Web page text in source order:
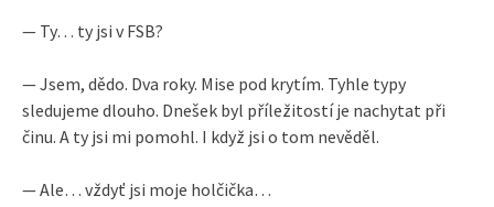
— Ty… ty jsi v FSB?
— Jsem, dědo. Dva roky. Mise pod krytím. Tyhle typy
sledujeme dlouho. Dnešek byl příležitostí je nachytat při
činu. A ty jsi mi pomohl. I když jsi o tom nevěděl.
— Ale… vždyť jsi moje holčička…